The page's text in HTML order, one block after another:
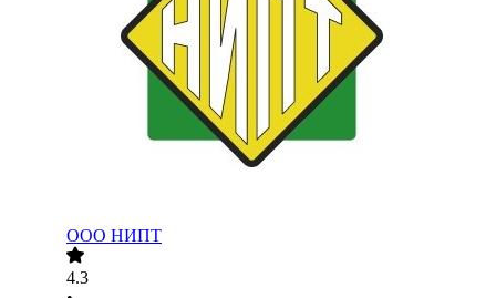
ООО НИПТ
4.3